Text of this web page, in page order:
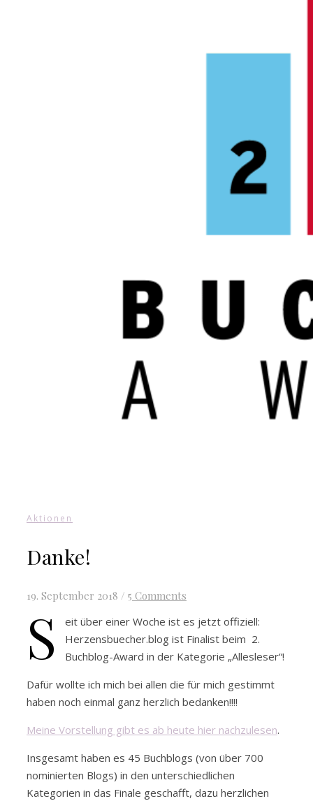
Aktionen
Danke!
19. September 2018 / 5 Comments
S
eit über einer Woche ist es jetzt offiziell:
Herzensbuecher.blog ist Finalist beim 2.
Buchblog-Award in der Kategorie „Allesleser“!
Dafür wollte ich mich bei allen die für mich gestimmt
haben noch einmal ganz herzlich bedanken!!!!
Meine Vorstellung gibt es ab heute hier nachzulesen.
Insgesamt haben es 45 Buchblogs (von über 700
nominierten Blogs) in den unterschiedlichen
Kategorien in das Finale geschafft, dazu herzlichen